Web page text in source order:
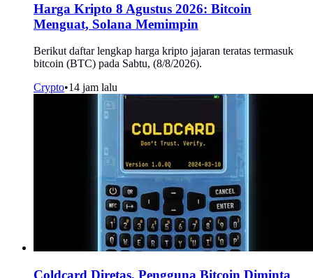
Harga Kripto 8 Agustus 2026: Bitcoin
Menguat, Solana Memimpin
Berikut daftar lengkap harga kripto jajaran teratas termasuk
bitcoin (BTC) pada Sabtu, (8/8/2026).
Crypto•14 jam lalu
Coldcard Diretas, Pengguna Bitcoin Diminta